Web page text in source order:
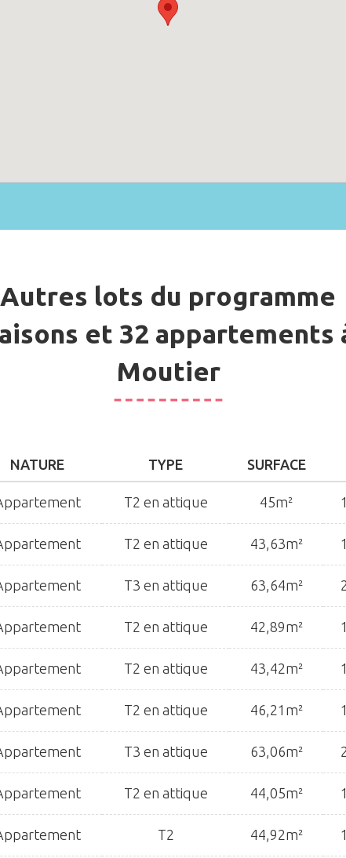
Autres lots du programme
et 32 appartements
Moutier
NATURE TYPE SURFACE
T2 en attique 45m²
T2 en attique 43,63m²
T3 en attique 63,64m²
T2 en attique 42,89m²
T2 en attique 43,42m²
T2 en attique 46,21m²
T3 en attique 63,06m²
T2 en attique 44,05m²
T2 44,92m²